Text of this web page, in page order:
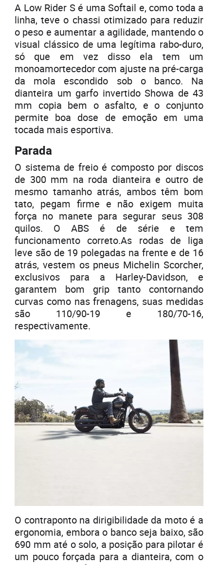
A Low Rider S é uma Softail e, como toda a
linha, teve o chassi otimizado para reduzir
o peso e aumentar a agilidade, mantendo o
visual clássico de uma legítima rabo-duro,
só que em vez disso ela tem um
monoamortecedor com ajuste na pré-carga
da mola escondido sob o banco. Na
dianteira um garfo invertido Showa de 43
mm copia bem o asfalto, e o conjunto
permite boa dose de emoção em uma
tocada mais esportiva.
Parada
O sistema de freio é composto por discos
de 300 mm na roda dianteira e outro de
mesmo tamanho atrás, ambos têm bom
tato, pegam firme e não exigem muita
força no manete para segurar seus 308
quilos. O ABS é de série e tem
funcionamento correto.As rodas de liga
leve são de 19 polegadas na frente e de 16
atrás, vestem os pneus Michelin Scorcher,
exclusivos para a Harley-Davidson, e
garantem bom grip tanto contornando
curvas como nas frenagens, suas medidas
são 110/90-19 e 180/70-16,
respectivamente.
O contraponto na dirigibilidade da moto é a
ergonomia, embora o banco seja baixo, são
690 mm até o solo, a posição para pilotar é
um pouco forçada para a dianteira, com o